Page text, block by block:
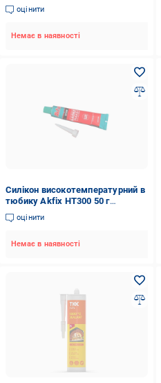
Червоний (SA077)
оцінити
Немає в наявності
Силікон високотемпературний в
тюбику Akfix HT300 50 г
Червоний (62891)
оцінити
Немає в наявності